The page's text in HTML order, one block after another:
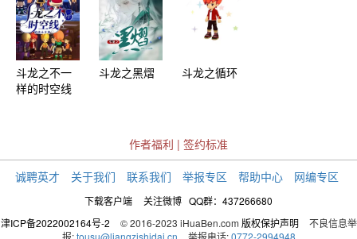
斗龙之不一
样的时空线
斗龙之黑熠 斗龙之循环
作者福利 | 签约标准
诚聘英才 关于我们 联系我们 举报专区 帮助中心 网编专区
下载客户端 关注微博 QQ群：437266680
津ICP备2022002164号-2
© 2016-2023 iHuaBen.com 版权保护声明
不良信息举